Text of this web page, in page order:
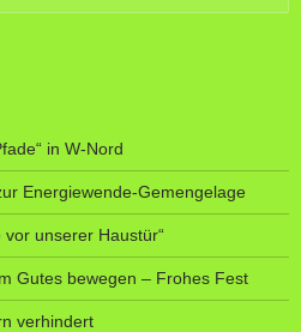
in W-Nord
Energiewende-Gemengelage
unserer Haustür“
Gutes bewegen – Frohes Fest
verhindert